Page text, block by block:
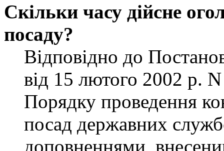
Скільки часу дійсне
посаду?
Відповідно до
від 15 лютого 2002 р.
Порядку проведення
посад державних
доповненнями,